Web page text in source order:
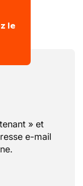
le
» et
e-mail